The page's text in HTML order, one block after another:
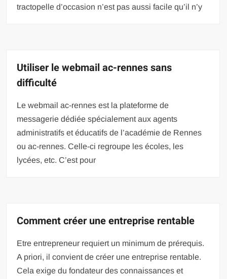
tractopelle d’occasion n’est pas aussi facile qu’il n’y
Utiliser le webmail ac-rennes sans
difficulté
Le webmail ac-rennes est la plateforme de
messagerie dédiée spécialement aux agents
administratifs et éducatifs de l’académie de Rennes
ou ac-rennes. Celle-ci regroupe les écoles, les
lycées, etc. C’est pour
Comment créer une entreprise rentable
Etre entrepreneur requiert un minimum de prérequis.
A priori, il convient de créer une entreprise rentable.
Cela exige du fondateur des connaissances et